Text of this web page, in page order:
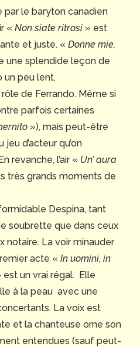
le baryton canadien
« Non siate ritrosi » est
et juste. « Donne mie,
une splendide leçon de
un peu lent.
de Ferrando. Même si
parfois certaines
»), mais peut-être
d’acteur qu’on
revanche, l’air « Un’ aura
très grands moments de
Despina, tant
soubrette que dans ceux
notaire. La voir minauder
acte « In uomini, in
est un vrai régal. Elle
à la peau avec une
La voix est
et la chanteuse orne son
entendues (sauf peut-